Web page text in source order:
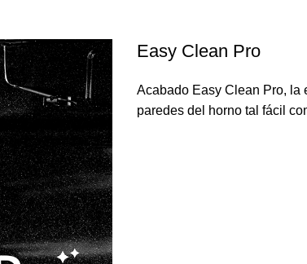
Easy Clean Pro
Acabado Easy Clean Pro, la
paredes del horno tal fácil